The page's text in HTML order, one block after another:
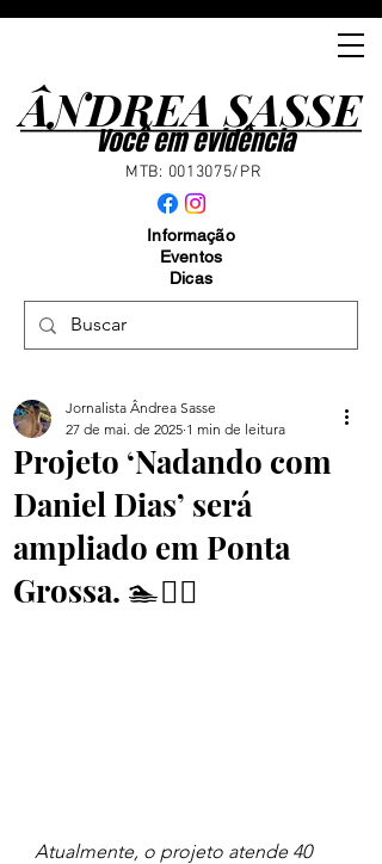
ÂNDREA SASSE
ÂNDREA SASSE
Você em evidência
MTB: 0013075/PR
Informação
Eventos
Dicas
Projeto ‘Nadando com
Daniel Dias’ será
ampliado em Ponta
Grossa. 🏊🏊‍♀️
Jornalista Ândrea Sasse
27 de mai. de 2025 1 min de leitura
Atualmente, o projeto atende 40